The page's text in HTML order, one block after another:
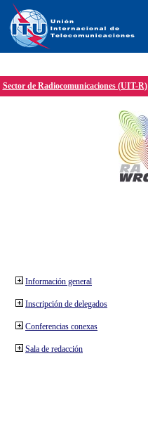
Sector de Radiocomunicaciones (UIT-R)
Información general
Inscripción de delegados
Conferencias conexas
Sala de redacción